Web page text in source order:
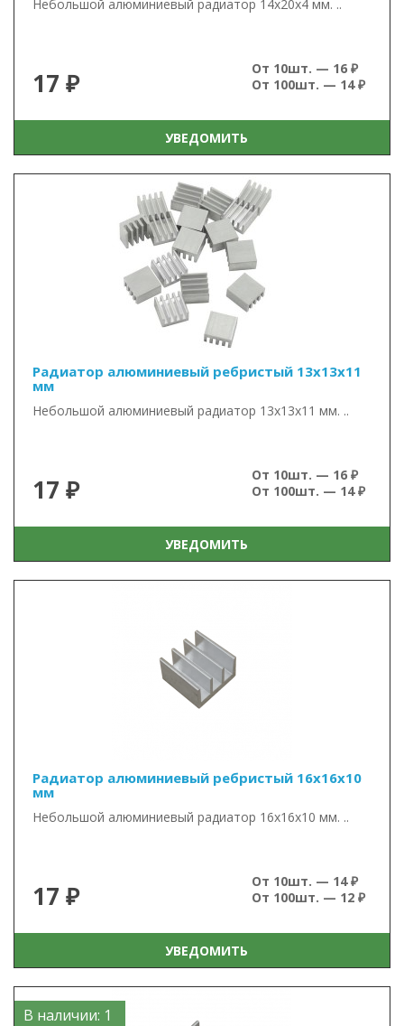
Небольшой алюминиевый радиатор 14х20х4 мм. ..
17 ₽
От 10шт. — 16 ₽
От 100шт. — 14 ₽
УВЕДОМИТЬ
Радиатор алюминиевый ребристый 13х13х11
мм
Небольшой алюминиевый радиатор 13х13х11 мм. ..
17 ₽
От 10шт. — 16 ₽
От 100шт. — 14 ₽
УВЕДОМИТЬ
Радиатор алюминиевый ребристый 16х16х10
мм
Небольшой алюминиевый радиатор 16х16х10 мм. ..
17 ₽
От 10шт. — 14 ₽
От 100шт. — 12 ₽
УВЕДОМИТЬ
В наличии: 1